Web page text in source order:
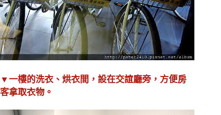
▼一樓的洗衣、烘衣間，設在交誼廳旁，方便房
客拿取衣物。